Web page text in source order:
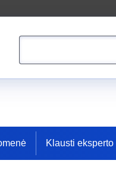
Paieška
Klausti eksperto